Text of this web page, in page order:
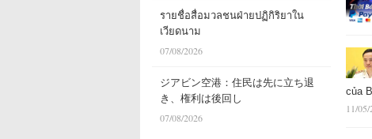
รายชื่อสื่อมวลชนฝ่ายปฏิกิริยาใน
เวียดนาม
07/08/2026
ジアビン空港：住民は先に立ち退
き、権利は後回し
07/08/2026
của
11/